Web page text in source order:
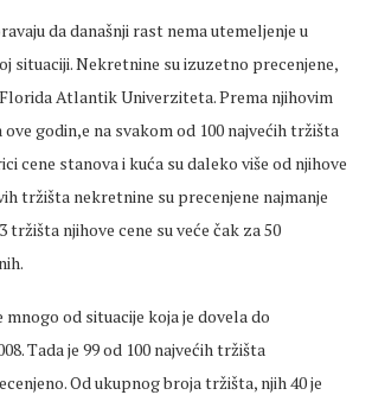
da današnji rast nema utemeljenje u
situaciji. Nekretnine su izuzetno precenjene,
Atlantik Univerziteta. Prema njihovim
godin,e na svakom od 100 najvećih tržišta
cene stanova i kuća su daleko više od njihove
tržišta nekretnine su precenjene najmanje
tržišta njihove cene su veće čak za 50
mnogo od situacije koja je dovela do
Tada je 99 od 100 najvećih tržišta
Od ukupnog broja tržišta, njih 40 je